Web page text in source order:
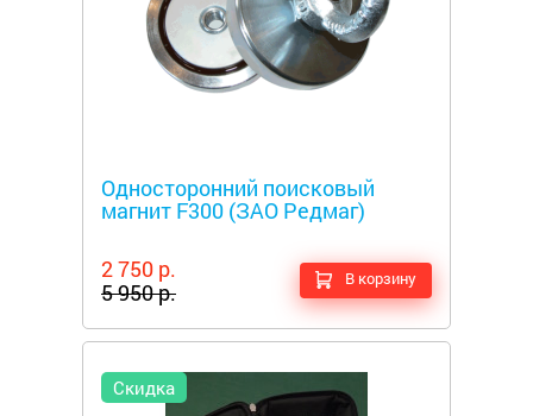
Односторонний поисковый
магнит F300 (ЗАО Редмаг)
2 750 р.
5 950 р.
В корзину
Скидка